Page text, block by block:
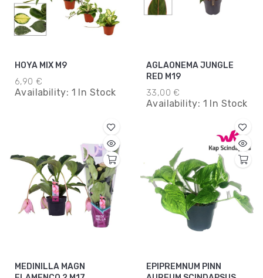
HOYA MIX M9
6,90 €
Availability: 1 In Stock
AGLAONEMA JUNGLE
RED M19
33,00 €
Availability: 1 In Stock
MEDINILLA MAGN
EPIPREMNUM PINN